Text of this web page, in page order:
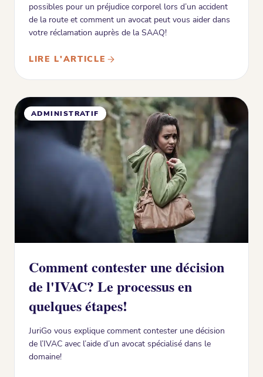
possibles pour un préjudice corporel lors d’un accident
de la route et comment un avocat peut vous aider dans
votre réclamation auprès de la SAAQ!
LIRE L'ARTICLE
ADMINISTRATIF
Comment contester une décision
de l'IVAC? Le processus en
quelques étapes!
JuriGo vous explique comment contester une décision
de l’IVAC avec l’aide d’un avocat spécialisé dans le
domaine!